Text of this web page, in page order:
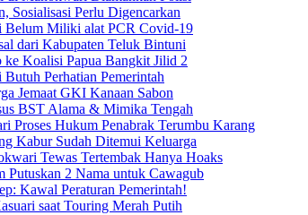
Sosialisasi Perlu Digencarkan
Belum Miliki alat PCR Covid-19
dari Kabupaten Teluk Bintuni
ke Koalisi Papua Bangkit Jilid 2
Perhatian Pemerintah
Jemaat GKI Kanaan Sabon
BST Alama & Mimika Tengah
Hukum Penabrak Terumbu Karang
Kabur Sudah Ditemui Keluarga
Tewas Tertembak Hanya Hoaks
2 Nama untuk Cawagub
Kawal Peraturan Pemerintah!
saat Touring Merah Putih